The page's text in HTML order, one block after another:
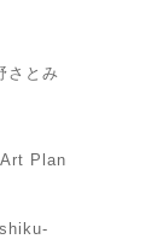
さとみ
Plan